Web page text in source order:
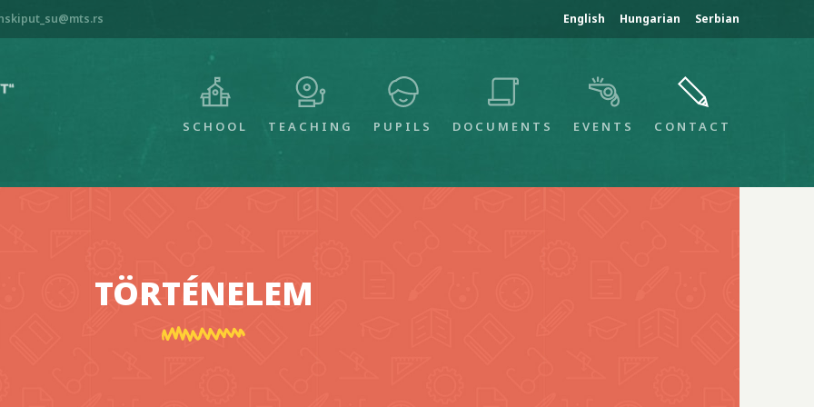
English Hungarian Serbian
NAVIGATIONSCHOOL TEACHING PUPILS DOCUMENTS EVENTS CONTACT
TÖRTÉNELEM